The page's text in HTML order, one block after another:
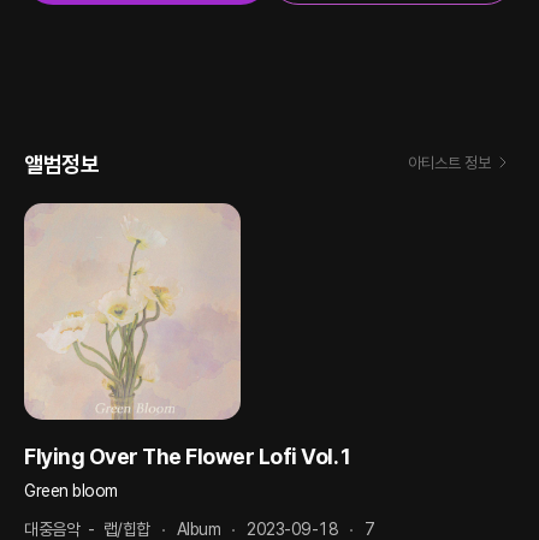
앨범정보 아티스트 정보
Flying Over The Flower Lofi Vol.1
Green bloom
대중음악- 랩/힙합 Album 2023-09-18 7